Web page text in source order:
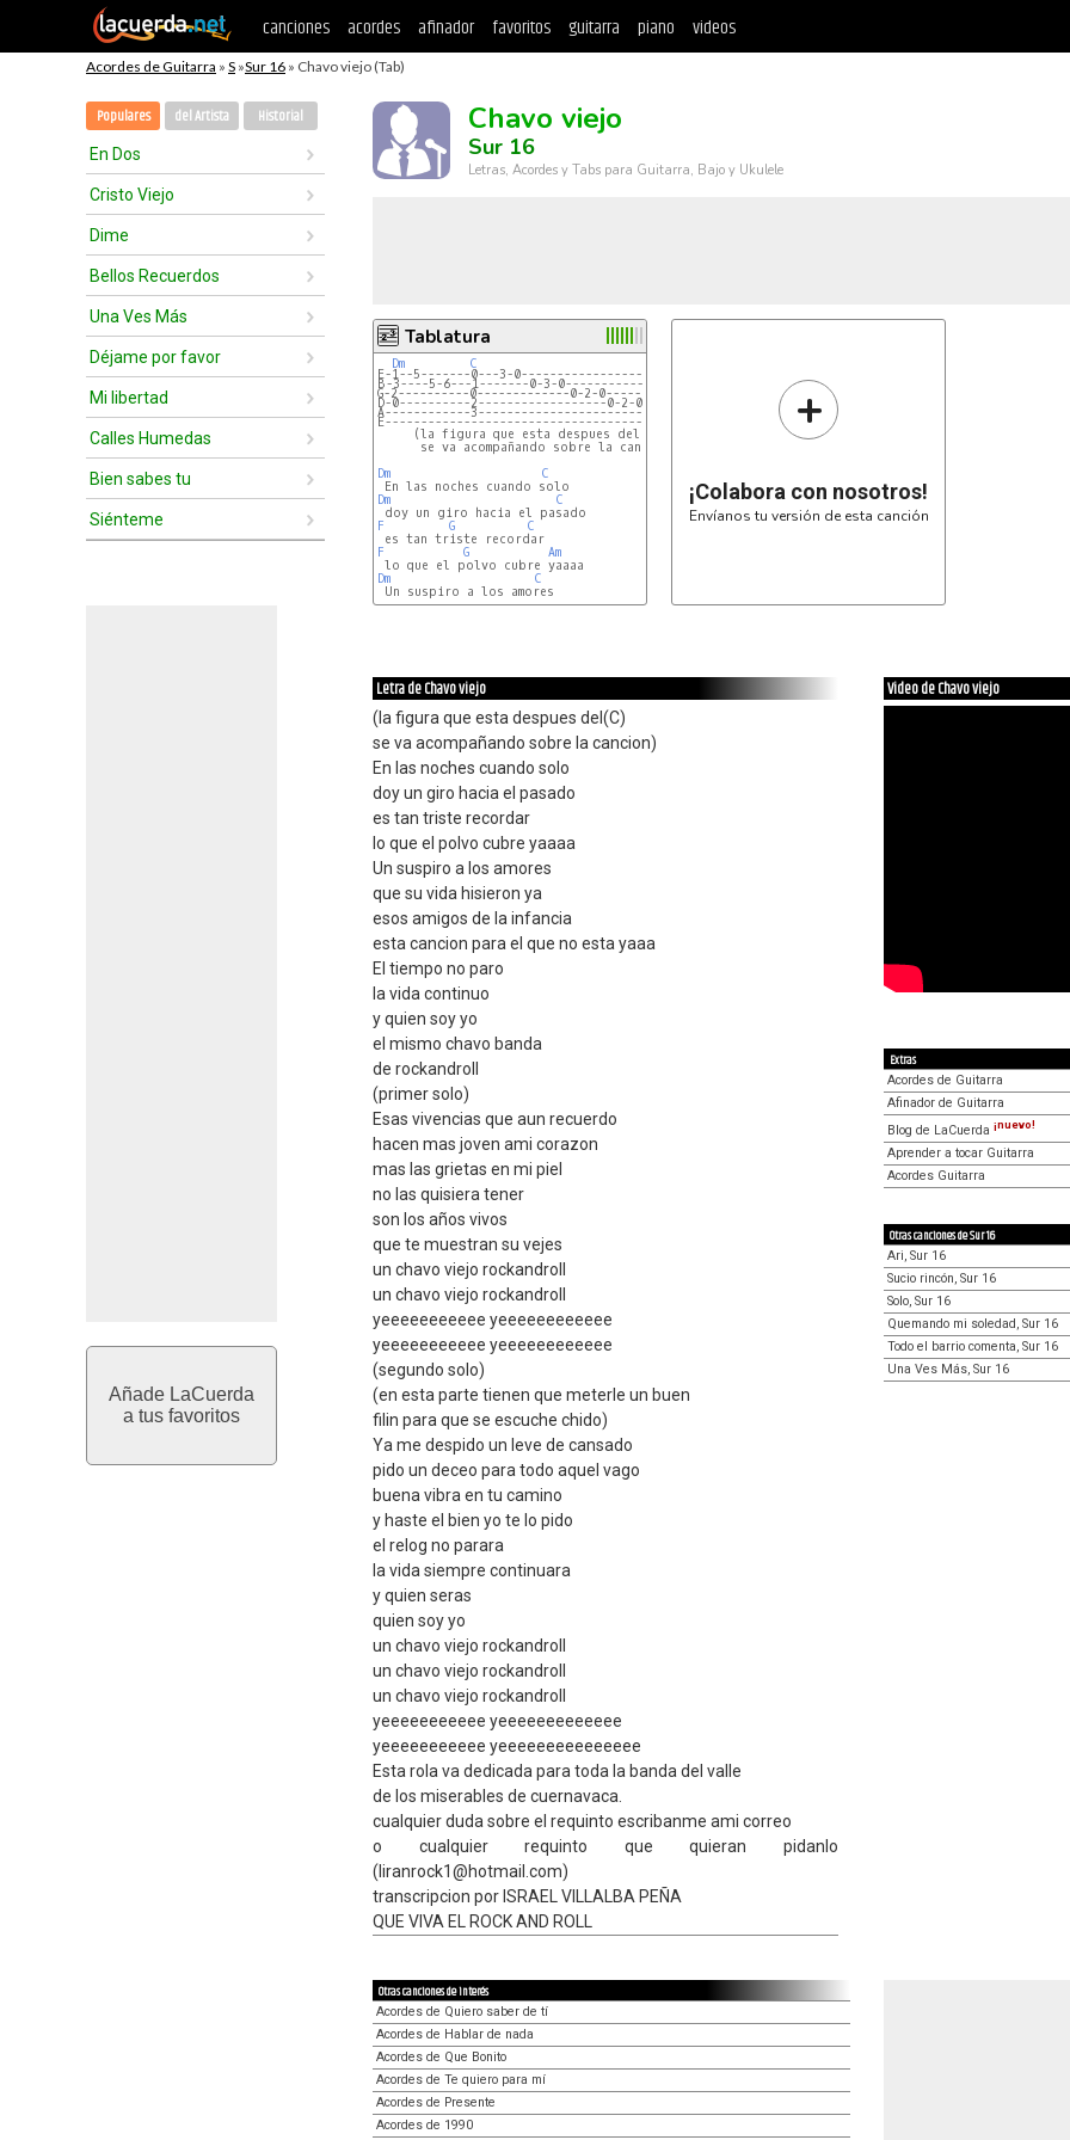
canciones acordes afinador favoritos guitarra piano videos
Acordes de Guitarra » S »Sur 16 » Chavo viejo (Tab)
Populares del Artista Historial
En Dos
Cristo Viejo
Dime
Bellos Recuerdos
Una Ves Más
Déjame por favor
Mi libertad
Calles Humedas
Bien sabes tu
Siénteme
Añade LaCuerda
a tus favoritos
Chavo viejo
Sur 16
Letras, Acordes y Tabs para Guitarra, Bajo y Ukulele
Tablatura
Dm C
E-1--5-------0---3-0--------------------
B-3----5-6---1-------0-3-0--------------
G-2----------0-------------0-2-0--------
D-0----------2------------------0-2-0---
A------------3--------------------------
E---------------------------------------
      se va acompañando sobre la cancion)
Dm
C
Dm
C
F
G
C
F
G
Am
Dm
C
+
¡Colabora con nosotros!
Envíanos tu versión de esta canción
Letra de Chavo viejo
(la figura que esta despues del(C)
se va acompañando sobre la cancion)
En las noches cuando solo
doy un giro hacia el pasado
es tan triste recordar
lo que el polvo cubre yaaaa
Un suspiro a los amores
que su vida hisieron ya
esos amigos de la infancia
esta cancion para el que no esta yaaa
El tiempo no paro
la vida continuo
y quien soy yo
el mismo chavo banda
de rockandroll
(primer solo)
Esas vivencias que aun recuerdo
hacen mas joven ami corazon
mas las grietas en mi piel
no las quisiera tener
son los años vivos
que te muestran su vejes
un chavo viejo rockandroll
un chavo viejo rockandroll
yeeeeeeeeeee yeeeeeeeeeeee
yeeeeeeeeeee yeeeeeeeeeeee
(segundo solo)
(en esta parte tienen que meterle un buen
filin para que se escuche chido)
Ya me despido un leve de cansado
pido un deceo para todo aquel vago
buena vibra en tu camino
y haste el bien yo te lo pido
el relog no parara
la vida siempre continuara
y quien seras
quien soy yo
un chavo viejo rockandroll
un chavo viejo rockandroll
un chavo viejo rockandroll
yeeeeeeeeeee yeeeeeeeeeeeee
yeeeeeeeeeee yeeeeeeeeeeeeeee
Esta rola va dedicada para toda la banda del valle
de los miserables de cuernavaca.
cualquier duda sobre el requinto escribanme ami correo
o cualquier requinto que quieran pidanlo
(liranrock1@hotmail.com)
transcripcion por ISRAEL VILLALBA PEÑA
QUE VIVA EL ROCK AND ROLL
Video de Chavo viejo
Extras
Acordes de Guitarra
Afinador de Guitarra
Blog de LaCuerda ¡nuevo!
Aprender a tocar Guitarra
Acordes Guitarra
Otras canciones de Sur 16
Ari, Sur 16
Sucio rincón, Sur 16
Solo, Sur 16
Quemando mi soledad, Sur 16
Todo el barrio comenta, Sur 16
Una Ves Más, Sur 16
Otras canciones de interés
Acordes de Quiero saber de tí
Acordes de Hablar de nada
Acordes de Que Bonito
Acordes de Te quiero para mí
Acordes de Presente
Acordes de 1990